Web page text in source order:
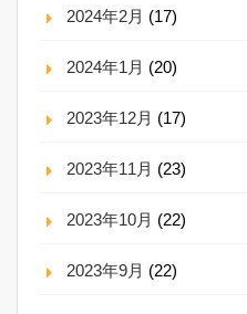
2024年2月 (17)
2024年1月 (20)
2023年12月 (17)
2023年11月 (23)
2023年10月 (22)
2023年9月 (22)